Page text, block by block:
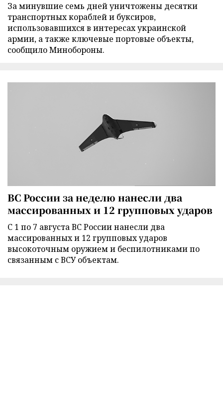
За минувшие семь дней уничтожены десятки
транспортных кораблей и буксиров,
использовавшихся в интересах украинской
армии, а также ключевые портовые объекты,
сообщило Минобороны.
ВС России за неделю нанесли два
массированных и 12 групповых ударов
С 1 по 7 августа ВС России нанесли два
массированных и 12 групповых ударов
высокоточным оружием и беспилотниками по
связанным с ВСУ объектам.